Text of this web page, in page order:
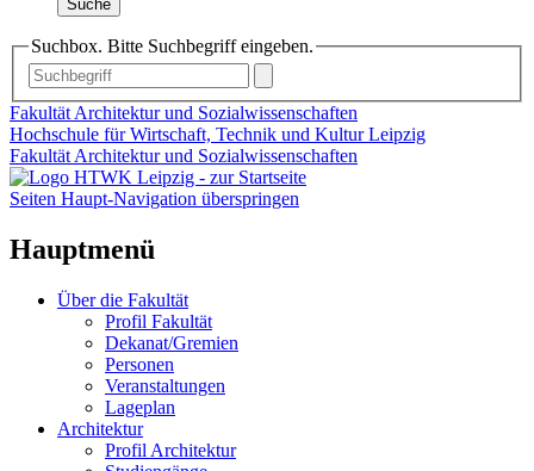
Suche
Suchbox. Bitte Suchbegriff eingeben.
Fakultät Architektur und Sozialwissenschaften
Hochschule für Wirtschaft, Technik und Kultur Leipzig
Fakultät Architektur und Sozialwissenschaften
Seiten Haupt-Navigation überspringen
Hauptmenü
Über die Fakultät
Profil Fakultät
Dekanat/Gremien
Personen
Veranstaltungen
Lageplan
Architektur
Profil Architektur